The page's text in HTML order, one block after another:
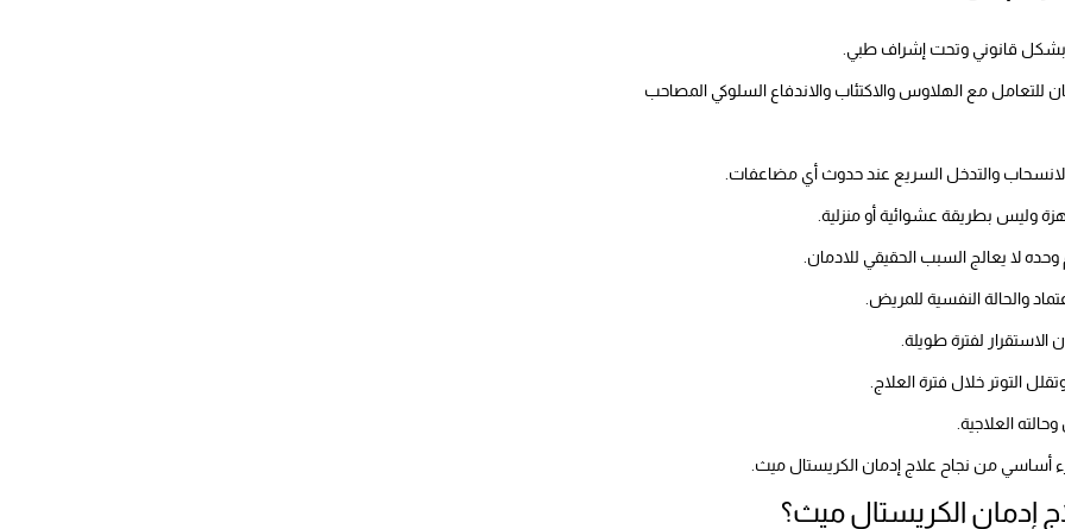
قانوني وتحت إشراف طبي.
مع الهلاوس والاكتئاب والاندفاع السلوكي المصاحب
وليس بطريقة عشوائية أو منزلية.
لا يعالج السبب الحقيقي للادمان.
والحالة النفسية للمريض.
الاستقرار لفترة طويلة.
التوتر خلال فترة العلاج.
العلاجية.
أساسي من نجاح علاج إدمان الكريستال ميث.
إدمان الكريستال ميث؟